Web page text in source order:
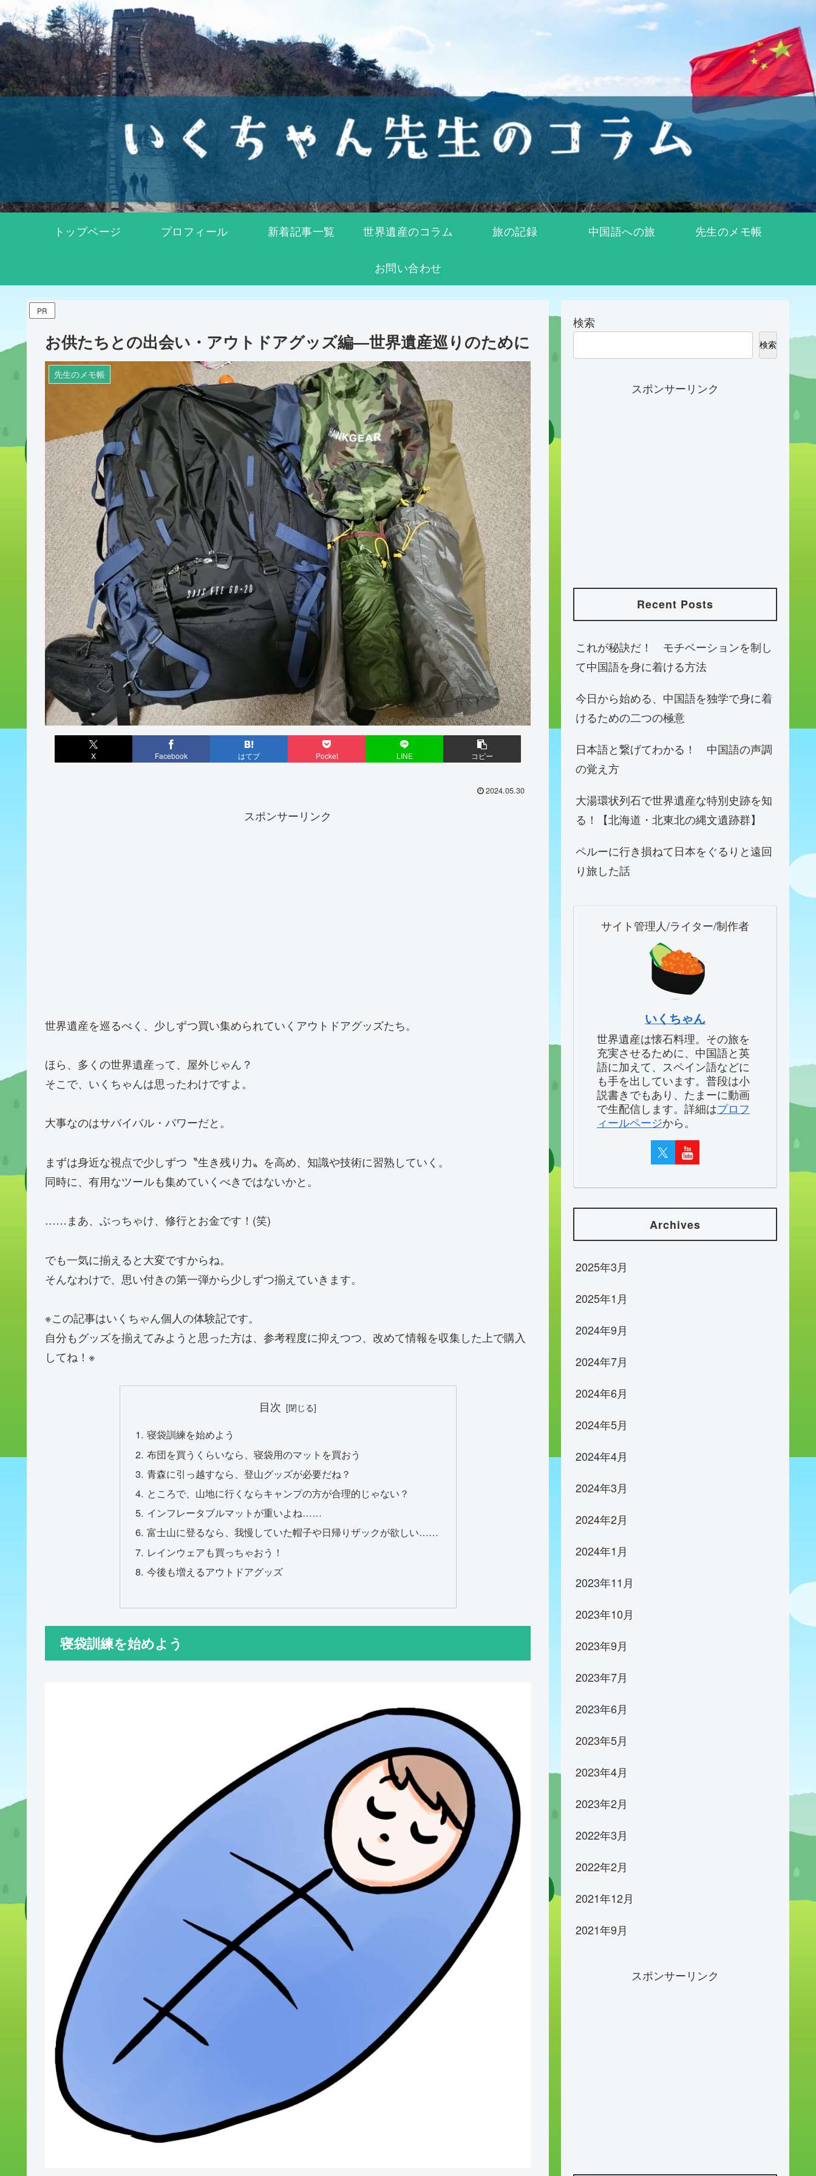
トップページ プロフィール 新着記事一覧 世界遺産のコラム 旅の記録 中国語への旅 先生のメモ帳
お問い合わせ
PR
お供たちとの出会い・アウトドアグッズ編―世界遺産巡りのために
先生のメモ帳
X Facebook はてブ Pocket LINE コピー
2024.05.30
スポンサーリンク
世界遺産を巡るべく、少しずつ買い集められていくアウトドアグッズたち。
ほら、多くの世界遺産って、屋外じゃん？
そこで、いくちゃんは思ったわけですよ。
大事なのはサバイバル・パワーだと。
まずは身近な視点で少しずつ〝生き残り力〟を高め、知識や技術に習熟していく。
同時に、有用なツールも集めていくべきではないかと。
……まあ、ぶっちゃけ、修行とお金です！(笑)
でも一気に揃えると大変ですからね。
そんなわけで、思い付きの第一弾から少しずつ揃えていきます。
※この記事はいくちゃん個人の体験記です。
自分もグッズを揃えてみようと思った方は、参考程度に抑えつつ、改めて情報を収集した上で購入
してね！※
目次
寝袋訓練を始めよう
布団を買うくらいなら、寝袋用のマットを買おう
青森に引っ越すなら、登山グッズが必要だね？
ところで、山地に行くならキャンプの方が合理的じゃない？
インフレータブルマットが重いよね……
富士山に登るなら、我慢していた帽子や日帰りザックが欲しい……
レインウェアも買っちゃおう！
今後も増えるアウトドアグッズ
寝袋訓練を始めよう
検索
検索
スポンサーリンク
Recent Posts
これが秘訣だ！ モチベーションを制し
て中国語を身に着ける方法
今日から始める、中国語を独学で身に着
けるための二つの極意
日本語と繋げてわかる！ 中国語の声調
の覚え方
大湯環状列石で世界遺産な特別史跡を知
る！【北海道・北東北の縄文遺跡群】
ペルーに行き損ねて日本をぐるりと遠回
り旅した話
サイト管理人/ライター/制作者
いくちゃん
世界遺産は懐石料理。その旅を
充実させるために、中国語と英
語に加えて、スペイン語などに
も手を出しています。普段は小
説書きでもあり、たまーに動画
で生配信します。詳細はプロフ
ィールページから。
Archives
2025年3月
2025年1月
2024年9月
2024年7月
2024年6月
2024年5月
2024年4月
2024年3月
2024年2月
2024年1月
2023年11月
2023年10月
2023年9月
2023年7月
2023年6月
2023年5月
2023年4月
2023年2月
2022年3月
2022年2月
2021年12月
2021年9月
スポンサーリンク